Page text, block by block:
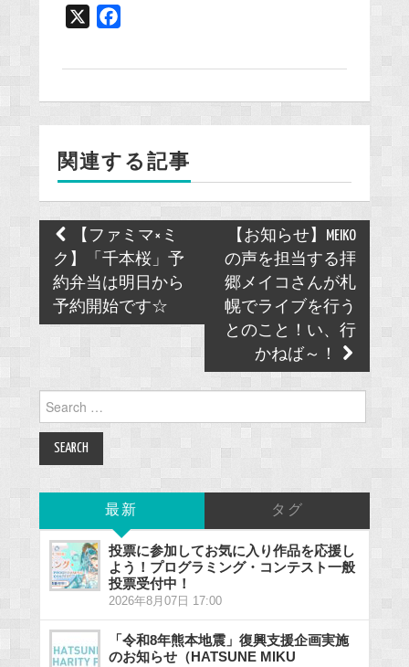
o
k
関連する記事
Post
navigation
【ファミマ×ミ
ク】「千本桜」予
約弁当は明日から
予約開始です☆
【お知らせ】MEIKO
の声を担当する拝
郷メイコさんが札
幌でライブを行う
とのこと！い、行
かねば～！
Search
for:
最新 タグ
投票に参加してお気に入り作品を応援し
よう！プログラミング・コンテスト一般
投票受付中！
2026年8月07日 17:00
「令和8年熊本地震」復興支援企画実施
のお知らせ（HATSUNE MIKU